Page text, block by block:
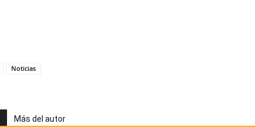
Noticias
Más del autor